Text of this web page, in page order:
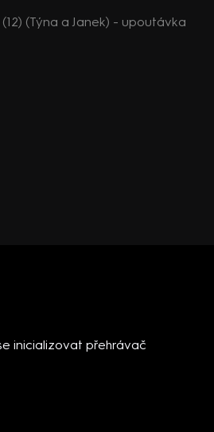
(Týna a Janek) - upoutávka
inicializovat přehrávač